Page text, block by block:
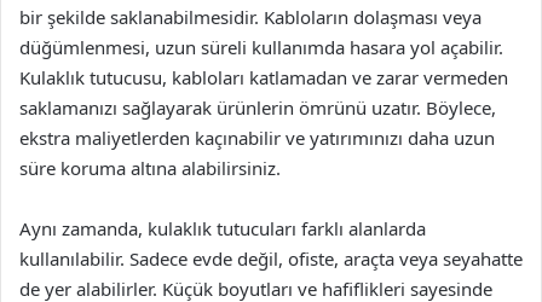
bir şekilde saklanabilmesidir. Kabloların dolaşması veya
düğümlenmesi, uzun süreli kullanımda hasara yol açabilir.
Kulaklık tutucusu, kabloları katlamadan ve zarar vermeden
saklamanızı sağlayarak ürünlerin ömrünü uzatır. Böylece,
ekstra maliyetlerden kaçınabilir ve yatırımınızı daha uzun
süre koruma altına alabilirsiniz.
Aynı zamanda, kulaklık tutucuları farklı alanlarda
kullanılabilir. Sadece evde değil, ofiste, araçta veya seyahatte
de yer alabilirler. Küçük boyutları ve hafiflikleri sayesinde